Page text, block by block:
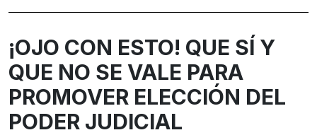
¡OJO CON ESTO! QUE SÍ Y
QUE NO SE VALE PARA
PROMOVER ELECCIÓN DEL
PODER JUDICIAL